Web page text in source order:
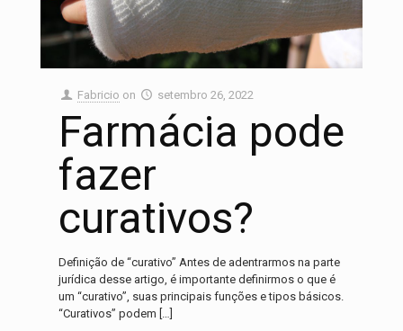
Fabricio on setembro 26, 2022
Farmácia pode
fazer
curativos?
Definição de “curativo” Antes de adentrarmos na parte
jurídica desse artigo, é importante definirmos o que é
um “curativo”, suas principais funções e tipos básicos.
“Curativos” podem […]